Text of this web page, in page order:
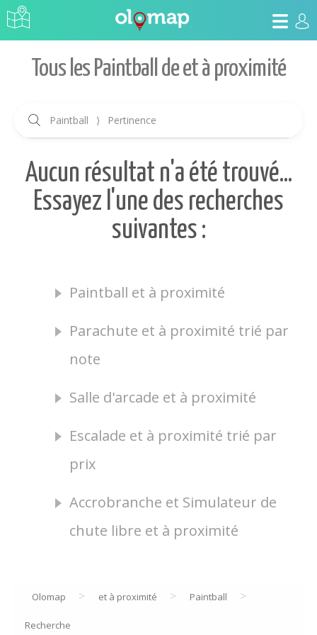
Tous les Paintball de et à proximité
Paintball ⟩ Pertinence
Aucun résultat n'a été trouvé...
Essayez l'une des recherches
suivantes :
Paintball et à proximité
Parachute et à proximité trié par
note
Salle d'arcade et à proximité
Escalade et à proximité trié par
prix
Accrobranche et Simulateur de
chute libre et à proximité
Olomap > et à proximité > Paintball >
Recherche